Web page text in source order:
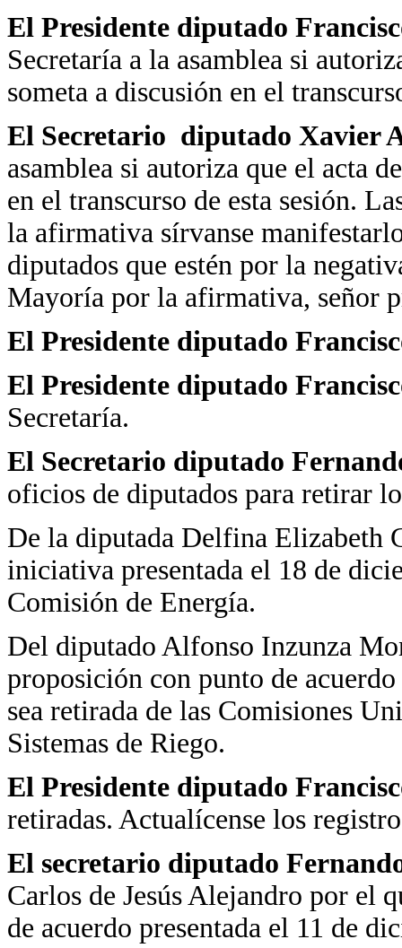
El Presidente diputado
Secretaría a la asamblea si
someta a discusión en el
El Secretario diputado Xavier
asamblea si autoriza que el acta
en el transcurso de esta sesión.
la afirmativa sírvanse
diputados que estén por la
Mayoría por la afirmativa, señor
El Presidente diputado
El Presidente diputado
Secretaría.
El Secretario diputado
oficios de diputados para retirar
De la diputada Delfina Elizabeth
iniciativa presentada el 18 de
Comisión de Energía.
Del diputado Alfonso Inzunza
proposición con punto de
sea retirada de las Comisiones
Sistemas de Riego.
El Presidente diputado
retiradas. Actualícense los
El secretario diputado
Carlos de Jesús Alejandro por el
de acuerdo presentada el 11 de